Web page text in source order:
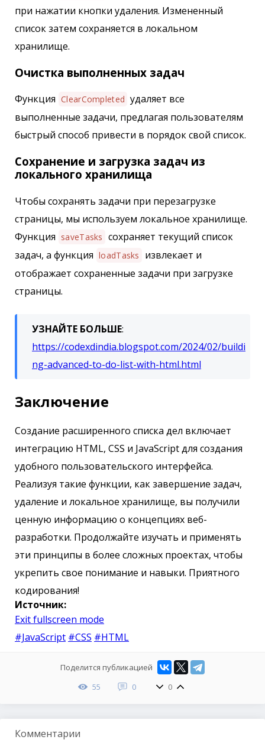
при нажатии кнопки удаления. Измененный
список затем сохраняется в локальном
хранилище.
Очистка выполненных задач
Функция ClearCompleted удаляет все
выполненные задачи, предлагая пользователям
быстрый способ привести в порядок свой список.
Сохранение и загрузка задач из
локального хранилища
Чтобы сохранять задачи при перезагрузке
страницы, мы используем локальное хранилище.
Функция saveTasks сохраняет текущий список
задач, а функция loadTasks
извлекает и
отображает сохраненные задачи при загрузке
страницы.
УЗНАЙТЕ БОЛЬШЕ:
https://codexdindia.blogspot.com/2024/02/buildi
ng-advanced-to-do-list-with-html.html
Заключение
Создание расширенного списка дел включает
интеграцию HTML, CSS и JavaScript для создания
удобного пользовательского интерфейса.
Реализуя такие функции, как завершение задач,
удаление и локальное хранилище, вы получили
ценную информацию о концепциях веб-
разработки. Продолжайте изучать и применять
эти принципы в более сложных проектах, чтобы
укрепить свое понимание и навыки. Приятного
кодирования!
Источник:
Exit fullscreen mode
#JavaScript #CSS #HTML
Поделится публикацией
55
0 0
Комментарии